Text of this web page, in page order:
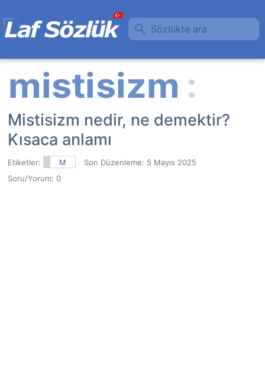
Sözlükte ara
Mistisizm nedir, ne demektir?
Kısaca anlamı
Etiketler: M Son Düzenleme: 5 Mayıs 2025
Soru/Yorum: 0